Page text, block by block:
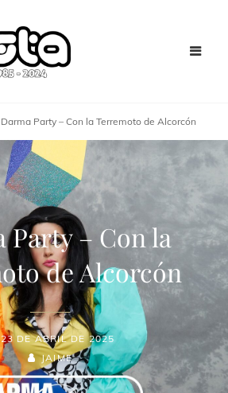
Darma Party – Con la Terremoto de Alcorcón
Party – Con la
de Alcorcón
23 DE ABRIL DE 2025
JAIME